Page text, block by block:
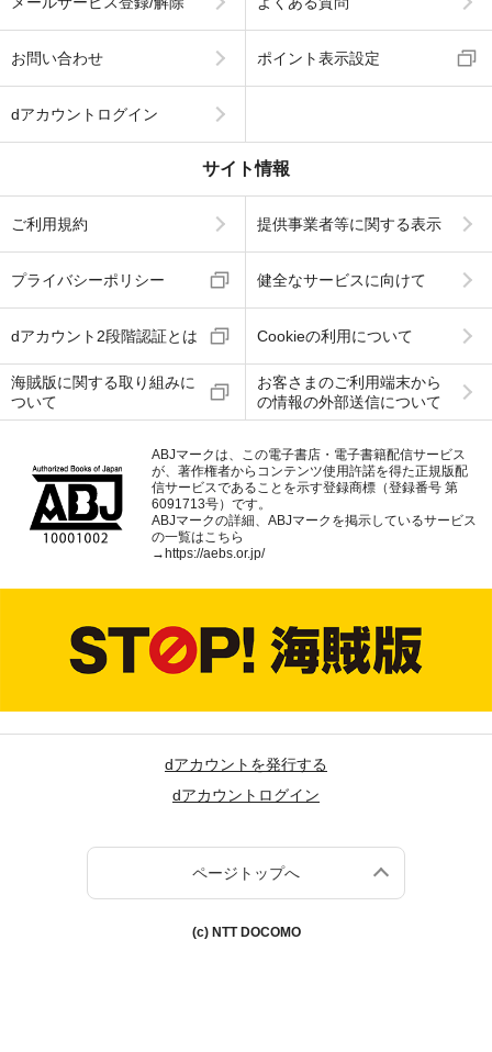
お問い合わせ ポイント表示設定
dアカウントログイン
サイト情報
ご利用規約 提供事業者等に関する表示
プライバシーポリシー 健全なサービスに向けて
dアカウント2段階認証とは Cookieの利用について
海賊版に関する取り組みに
ついて
お客さまのご利用端末から
の情報の外部送信について
ABJマークは、この電子書店・電子書籍配信サービス
が、著作権者からコンテンツ使用許諾を得た正規版配
信サービスであることを示す登録商標（登録番号 第
6091713号）です。
ABJマークの詳細、ABJマークを掲示しているサービス
の一覧はこちら
→https://aebs.or.jp/
dアカウントを発行する
dアカウントログイン
ページトップへ
(c) NTT DOCOMO